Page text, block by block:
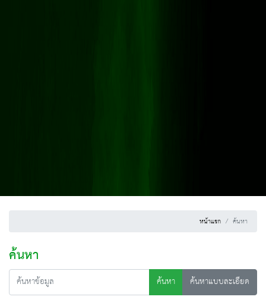
หน้าแรก ค้นหา
ค้นหา
ค้นหา
ค้นหาแบบละเอียด